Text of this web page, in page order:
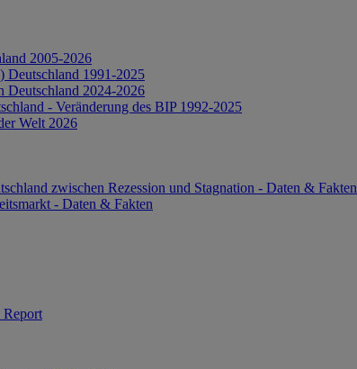
2005-2026
Deutschland 1991-2025
Deutschland 2024-2026
- Veränderung des BIP 1992-2025
Welt 2026
zwischen Rezession und Stagnation - Daten & Fakten
- Daten & Fakten
Report